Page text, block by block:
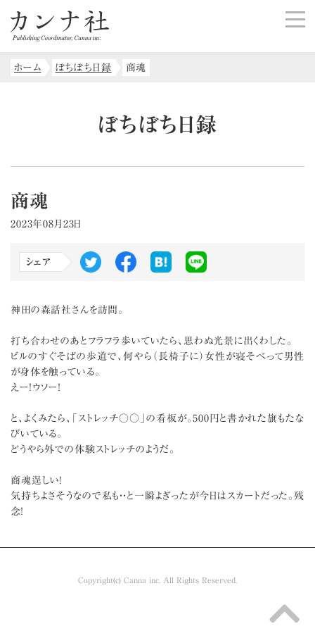
ホーム ぼちぼち日録 商魂
ぼちぼち日録
商魂
2023年08月23日
シェア
神田の森話社さんを訪問。
打ち合わせのあとフラフラ歩いていたら、思わぬ光景に出くわした。
ビルのすぐそばの歩道で、何やら（長椅子に）女性が寝そべって男性
が身体を触っている。
えー！ウソー！
と、よくみたら、「ストレッチ○○」の看板が。500円と書かれた旗もたな
びいている。
どうやら外での体験ストレッチのようだ。
商魂逞しい！
気持ちよさそうなので私も・・と一瞬よぎったが今日はスカートだった。残
念！
Copyright(c) Canna inc. All Rights Reserved.